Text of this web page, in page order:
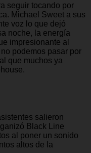
seguir tocando por
Michael Sweet a sus
voz lo que dejó
noche, la energía
impresionante al
podemos pasar por
que muchos ya
salieron
Black Line
al poner un sonido
altos de la